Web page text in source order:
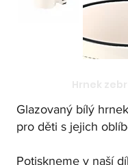
Glazovaný bílý
pro děti s jejich
Potiskneme v naší